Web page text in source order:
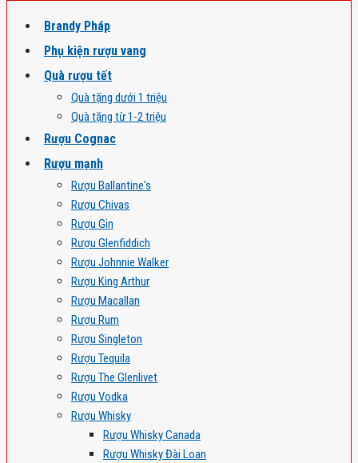
Brandy Pháp
Phụ kiện rượu vang
Quà rượu tết
Quà tặng dưới 1 triệu
Quà tặng từ 1-2 triệu
Rượu Cognac
Rượu mạnh
Rượu Ballantine's
Rượu Chivas
Rượu Gin
Rượu Glenfiddich
Rượu Johnnie Walker
Rượu King Arthur
Rượu Macallan
Rượu Rum
Rượu Singleton
Rượu Tequila
Rượu The Glenlivet
Rượu Vodka
Rượu Whisky
Rượu Whisky Canada
Rượu Whisky Đài Loan